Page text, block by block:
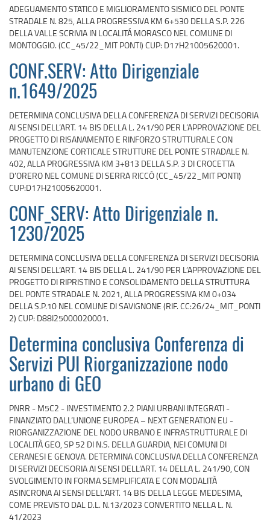
ADEGUAMENTO STATICO E MIGLIORAMENTO SISMICO DEL PONTE
STRADALE N. 825, ALLA PROGRESSIVA KM 6+530 DELLA S.P. 226
DELLA VALLE SCRIVIA IN LOCALITÁ MORASCO NEL COMUNE DI
MONTOGGIO. (CC_45/22_MIT PONTI) CUP: D17H21005620001.
CONF.SERV: Atto Dirigenziale
n.1649/2025
DETERMINA CONCLUSIVA DELLA CONFERENZA DI SERVIZI DECISORIA
AI SENSI DELL’ART. 14 BIS DELLA L. 241/90 PER L’APPROVAZIONE DEL
PROGETTO DI RISANAMENTO E RINFORZO STRUTTURALE CON
MANUTENZIONE CORTICALE STRUTTURE DEL PONTE STRADALE N.
402, ALLA PROGRESSIVA KM 3+813 DELLA S.P. 3 DI CROCETTA
D’ORERO NEL COMUNE DI SERRA RICCÓ (CC_45/22_MIT PONTI)
CUP:D17H21005620001.
CONF_SERV: Atto Dirigenziale n.
1230/2025
DETERMINA CONCLUSIVA DELLA CONFERENZA DI SERVIZI DECISORIA
AI SENSI DELL’ART. 14 BIS DELLA L. 241/90 PER L’APPROVAZIONE DEL
PROGETTO DI RIPRISTINO E CONSOLIDAMENTO DELLA STRUTTURA
DEL PONTE STRADALE N. 2021, ALLA PROGRESSIVA KM 0+034
DELLA S.P.10 NEL COMUNE DI SAVIGNONE (RIF. CC:26/24_MIT_PONTI
2) CUP: D88I25000020001.
Determina conclusiva Conferenza di
Servizi PUI Riorganizzazione nodo
urbano di GEO
PNRR - M5C2 - INVESTIMENTO 2.2 PIANI URBANI INTEGRATI -
FINANZIATO DALL’UNIONE EUROPEA – NEXT GENERATION EU -
RIORGANIZZAZIONE DEL NODO URBANO E INFRASTRUTTURALE DI
LOCALITÀ GEO, SP 52 DI N.S. DELLA GUARDIA, NEI COMUNI DI
CERANESI E GENOVA. DETERMINA CONCLUSIVA DELLA CONFERENZA
DI SERVIZI DECISORIA AI SENSI DELL’ART. 14 DELLA L. 241/90, CON
SVOLGIMENTO IN FORMA SEMPLIFICATA E CON MODALITÀ
ASINCRONA AI SENSI DELL’ART. 14 BIS DELLA LEGGE MEDESIMA,
COME PREVISTO DAL D.L. N.13/2023 CONVERTITO NELLA L. N.
41/2023